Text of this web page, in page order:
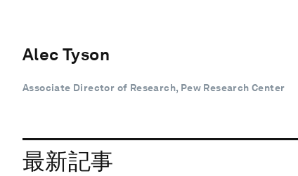
Alec Tyson
Associate Director of Research, Pew Research Center
最新記事